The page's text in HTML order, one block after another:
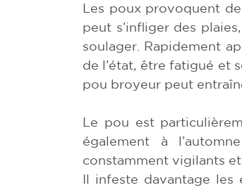
Les poux provoquent
peut s’infliger des
soulager. Rapidement
de l’état, être fatigué et
pou broyeur peut
Le pou est
également à
constamment vigilants
Il infeste davantage les